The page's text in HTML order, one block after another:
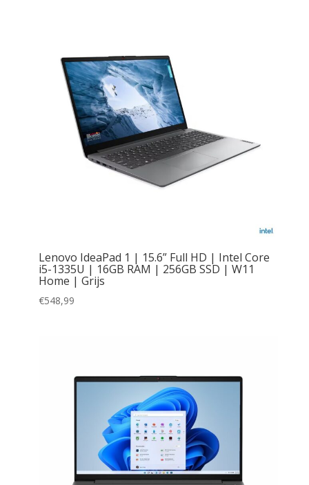
Lenovo IdeaPad 1 | 15.6” Full HD | Intel Core
i5-1335U | 16GB RAM | 256GB SSD | W11
Home | Grijs
€548,99